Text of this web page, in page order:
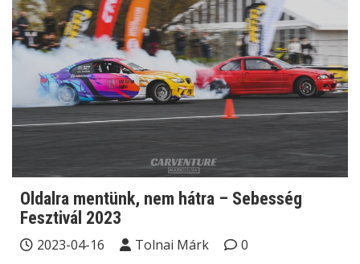
Oldalra mentünk, nem hátra – Sebesség
Fesztivál 2023
2023-04-16 Tolnai Márk
0